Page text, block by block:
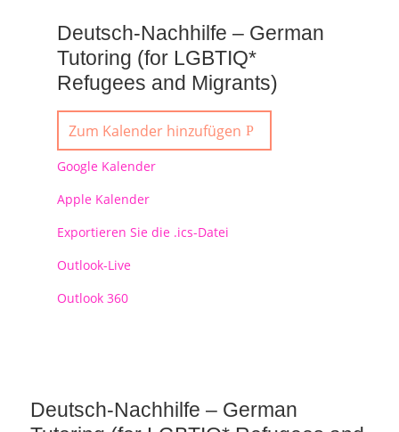
Deutsch-Nachhilfe – German
Tutoring (for LGBTIQ*
Refugees and Migrants)
Zum Kalender hinzufügen
Google Kalender
Apple Kalender
Exportieren Sie die .ics-Datei
Outlook-Live
Outlook 360
Deutsch-Nachhilfe – German